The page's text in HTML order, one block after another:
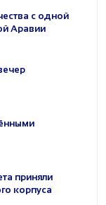
с одной
Аравии
приняли
корпуса